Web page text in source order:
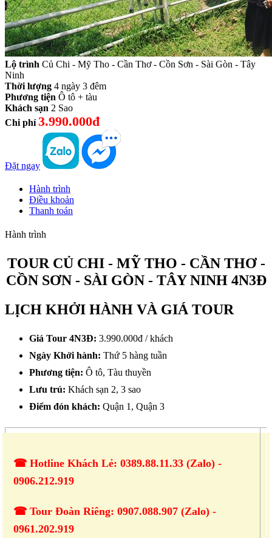
Lộ trình Củ Chi - Mỹ Tho - Cần Thơ - Cồn Sơn - Sài Gòn - Tây
Ninh
Thời lượng 4 ngày 3 đêm
Phương tiện Ô tô + tàu
Khách sạn 2 Sao
Chi phí 3.990.000đ
Đặt ngay
Hành trình
Điều khoản
Thanh toán
Hành trình
TOUR CỦ CHI - MỸ THO - CẦN THƠ -
CỒN SƠN - SÀI GÒN - TÂY NINH 4N3Đ
LỊCH KHỞI HÀNH VÀ GIÁ TOUR
Giá Tour 4N3Đ: 3.990.000đ / khách
Ngày Khởi hành: Thứ 5 hàng tuần
Phương tiện: Ô tô, Tàu thuyền
Lưu trú: Khách sạn 2, 3 sao
Điểm đón khách: Quận 1, Quận 3
☎ Hotline Khách Lẻ: 0389.88.11.33 (Zalo) -
0906.212.919
☎ Tour Đoàn Riêng: 0907.088.907 (Zalo) -
0961.202.919